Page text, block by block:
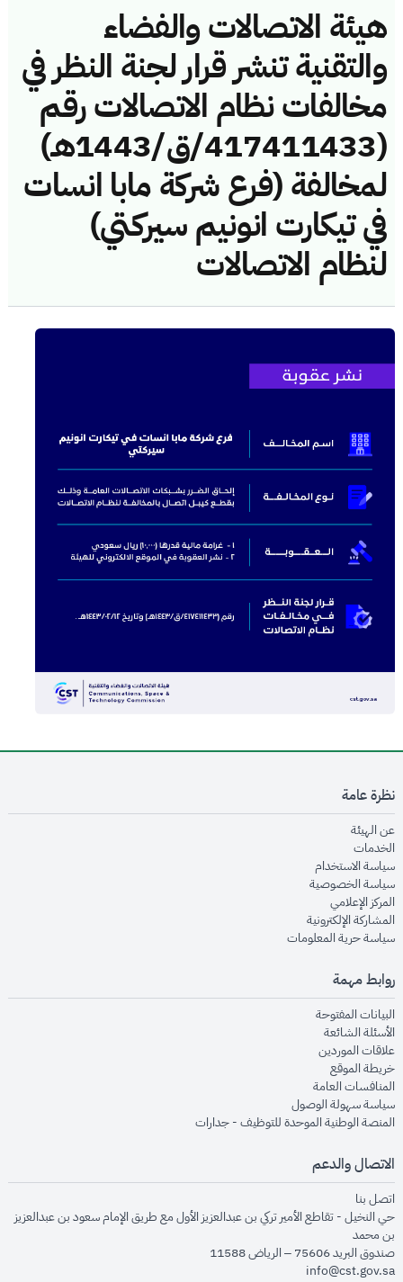
هيئة الاتصالات والفضاء
والتقنية تنشر قرار لجنة النظر في
مخالفات نظام الاتصالات رقم
(417411433/ق/1443هـ)
لمخالفة (فرع شركة مابا انسات
في تيكارت انونيم سيركتي)
لنظام الاتصالات
نظرة عامة
عن الهيئةopens in new window
الخدماتopens in new window
سياسة الاستخدام
سياسة الخصوصيةopens in new window
المركز الإعلاميopens in new window
المشاركة الإلكترونيةopens in new window
سياسة حرية المعلوماتopens in new window
روابط مهمة
البيانات المفتوحةopens in new window
الأسئلة الشائعةopens in new window
علاقات الموردينopens in new window
خريطة الموقعopens in new window
المنافسات العامةopens in new window
سياسة سهولة الوصولopens in new window
المنصة الوطنية الموحدة للتوظيف - جداراتopens in new window
الاتصال والدعم
اتصل بنا
حي النخيل - تقاطع الأمير تركي بن عبدالعزيز الأول مع طريق الإمام سعود بن عبدالعزيز
بن محمد
صندوق البريد 75606 – الرياض 11588
info@cst.gov.sa